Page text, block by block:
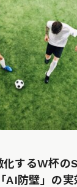
するW杯の
AI防壁」の実